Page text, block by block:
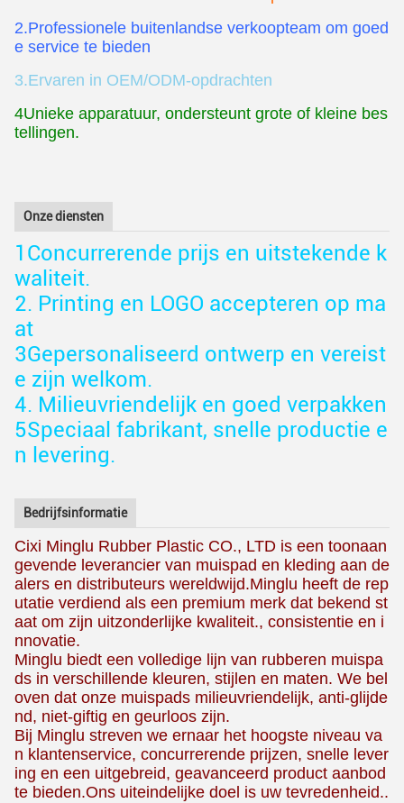
2.Professionele buitenlandse verkoopteam om goed
e service te bieden
3.Ervaren in OEM/ODM-opdrachten
4Unieke apparatuur, ondersteunt grote of kleine bes
tellingen.
Onze diensten
1Concurrerende prijs en uitstekende k
waliteit.
2. Printing en LOGO accepteren op ma
at
3Gepersonaliseerd ontwerp en vereist
e zijn welkom.
4. Milieuvriendelijk en goed verpakken
5Speciaal fabrikant, snelle productie e
n levering.
Bedrijfsinformatie
Cixi Minglu Rubber Plastic CO., LTD is een toonaan
gevende leverancier van muispad en kleding aan de
alers en distributeurs wereldwijd.Minglu heeft de rep
utatie verdiend als een premium merk dat bekend st
aat om zijn uitzonderlijke kwaliteit., consistentie en i
nnovatie.
Minglu biedt een volledige lijn van rubberen muispa
ds in verschillende kleuren, stijlen en maten. We bel
oven dat onze muispads milieuvriendelijk, anti-glijde
nd, niet-giftig en geurloos zijn.
Bij Minglu streven we ernaar het hoogste niveau va
n klantenservice, concurrerende prijzen, snelle lever
ing en een uitgebreid, geavanceerd product aanbod
te bieden.Ons uiteindelijke doel is uw tevredenheid..